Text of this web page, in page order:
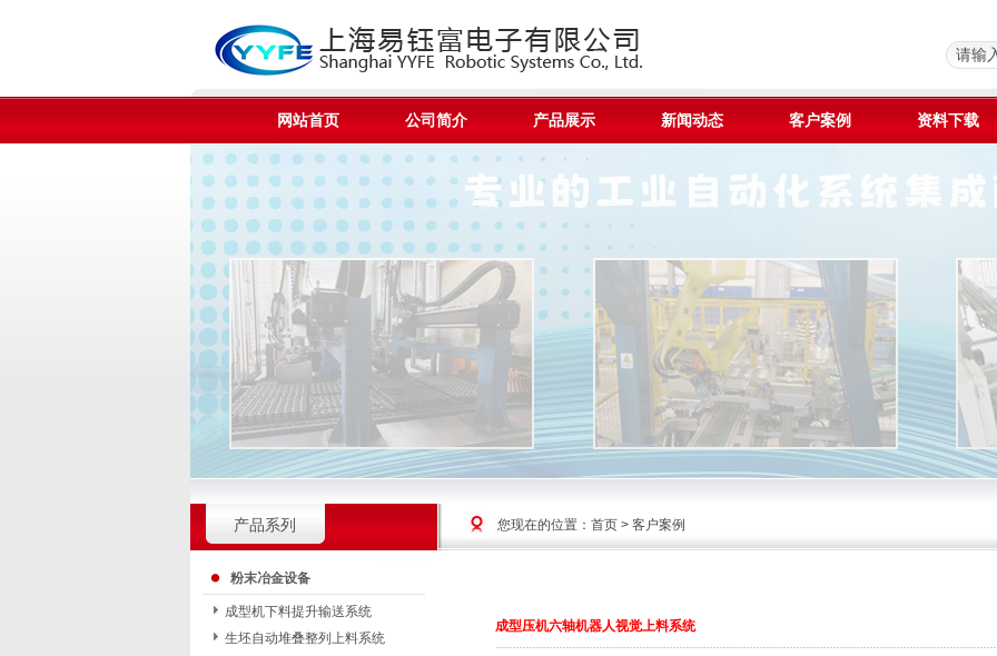
网站首页 公司简介 产品展示 新闻动态 客户案例 资料下载
产品系列
粉末冶金设备
成型机下料提升输送系统
生坯自动堆叠整列上料系统
成型压机六轴机器人视觉上料系统
您现在的位置： 首页 > 客户案例